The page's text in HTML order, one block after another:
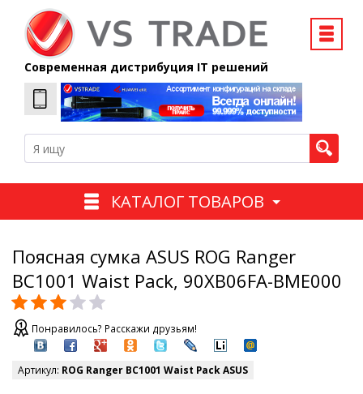
Современная дистрибуция IT решений
КАТАЛОГ ТОВАРОВ
Поясная сумка ASUS ROG Ranger
BC1001 Waist Pack, 90XB06FA-BME000
Понравилось? Расскажи друзьям!
Артикул: ROG Ranger BC1001 Waist Pack ASUS